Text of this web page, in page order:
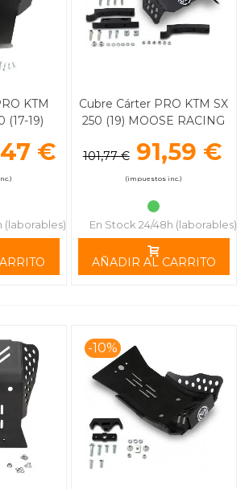
KTM
(17-19)
€
(laborables)
Cubre Cárter PRO KTM SX
250 (19) MOOSE RACING
101,77 € 91,59 €
(impuestos inc.)
En Stock 24/48h (laborables)
AÑADIR AL CARRITO
-10%